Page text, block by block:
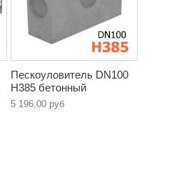
Пескоуловитель DN100
H385 бетонный
5 196,00 руб